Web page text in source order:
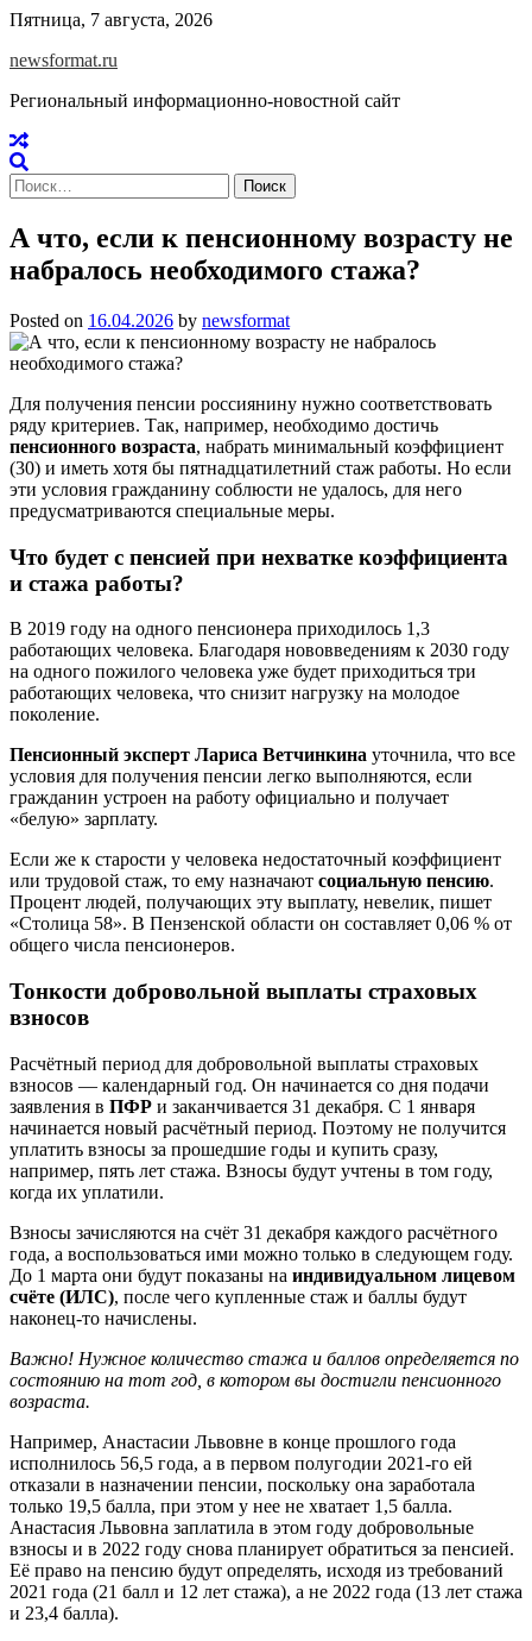
Skip
content
Пятница, 7 августа, 2026
newsformat.ru
Региональный информационно-новостной сайт
Найти:
А что, если к пенсионному возрасту не
набралось необходимого стажа?
Posted on 16.04.2026 by newsformat
Для получения пенсии россиянину нужно соответствовать
ряду критериев. Так, например, необходимо достичь
пенсионного возраста, набрать минимальный коэффициент
(30) и иметь хотя бы пятнадцатилетний стаж работы. Но если
эти условия гражданину соблюсти не удалось, для него
предусматриваются специальные меры.
Что будет с пенсией при нехватке коэффициента
и стажа работы?
В 2019 году на одного пенсионера приходилось 1,3
работающих человека. Благодаря нововведениям к 2030 году
на одного пожилого человека уже будет приходиться три
работающих человека, что снизит нагрузку на молодое
поколение.
Пенсионный эксперт Лариса Ветчинкина уточнила, что все
условия для получения пенсии легко выполняются, если
гражданин устроен на работу официально и получает
«белую» зарплату.
Если же к старости у человека недостаточный коэффициент
или трудовой стаж, то ему назначают социальную пенсию.
Процент людей, получающих эту выплату, невелик, пишет
«Столица 58». В Пензенской области он составляет 0,06 % от
общего числа пенсионеров.
Тонкости добровольной выплаты страховых
взносов
Расчётный период для добровольной выплаты страховых
взносов ― календарный год. Он начинается со дня подачи
заявления в ПФР и заканчивается 31 декабря. С 1 января
начинается новый расчётный период. Поэтому не получится
уплатить взносы за прошедшие годы и купить сразу,
например, пять лет стажа. Взносы будут учтены в том году,
когда их уплатили.
Взносы зачисляются на счёт 31 декабря каждого расчётного
года, а воспользоваться ими можно только в следующем году.
До 1 марта они будут показаны на индивидуальном лицевом
счёте (ИЛС), после чего купленные стаж и баллы будут
наконец-то начислены.
Важно! Нужное количество стажа и баллов определяется по
состоянию на тот год, в котором вы достигли пенсионного
возраста.
Например, Анастасии Львовне в конце прошлого года
исполнилось 56,5 года, а в первом полугодии 2021-го ей
отказали в назначении пенсии, поскольку она заработала
только 19,5 балла, при этом у нее не хватает 1,5 балла.
Анастасия Львовна заплатила в этом году добровольные
взносы и в 2022 году снова планирует обратиться за пенсией.
Её право на пенсию будут определять, исходя из требований
2021 года (21 балл и 12 лет стажа), а не 2022 года (13 лет стажа
и 23,4 балла).